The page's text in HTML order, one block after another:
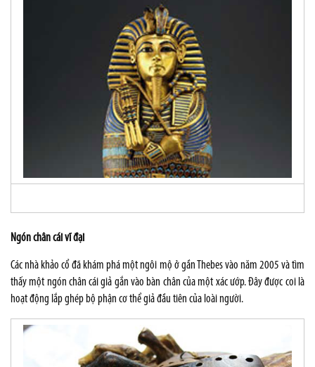
Ngón chân cái vĩ đại
Các nhà khảo cổ đã khám phá một ngôi mộ ở gần Thebes vào năm 2005 và tìm
thấy một ngón chân cái giả gắn vào bàn chân của một xác ướp. Đây được coi là
hoạt động lắp ghép bộ phận cơ thể giả đầu tiên của loài người.